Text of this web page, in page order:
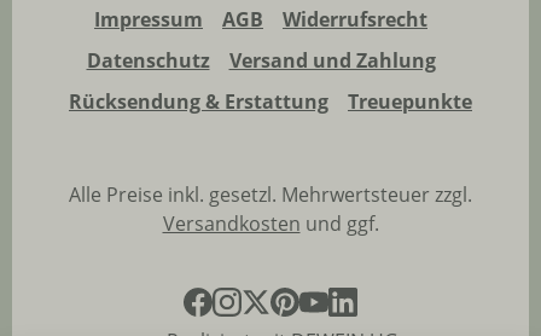
Impressum AGB
Widerrufsrecht
Datenschutz
Versand und Zahlung
Rücksendung & Erstattung
Treuepunkte
Alle Preise inkl. gesetzl. Mehrwertsteuer zzgl.
Versandkosten und ggf.